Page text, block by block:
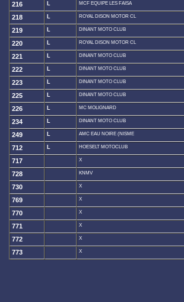
216 L MCF EQUIPE LES FAISA
218 L ROYAL DISON MOTOR CL
219 L DINANT MOTO CLUB
220 L ROYAL DISON MOTOR CL
221 L DINANT MOTO CLUB
222 L DINANT MOTO CLUB
223 L DINANT MOTO CLUB
225 L DINANT MOTO CLUB
226 L MC MOLIGNARD
234 L DINANT MOTO CLUB
249 L AMC EAU NOIRE (NISME
712 L HOESELT MOTOCLUB
717 X
728 KNMV
730 X
769 X
770 X
771 X
772 X
773 X